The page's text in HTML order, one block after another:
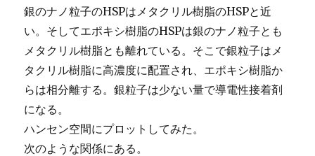
銀のナノ粒子のHSPはメタクリル樹脂のHSPと近
い。そしてエポキシ樹脂のHSPは銀のナノ粒子とも
メタクリル樹脂とも離れている。そこで銀粒子はメ
タクリル樹脂に高濃度に配置され、エポキシ樹脂か
らは相分離する。銀粒子は少ない量で導電性接着剤
になる。
ハンセン空間にプロットしてみた。
次のような関係にある。